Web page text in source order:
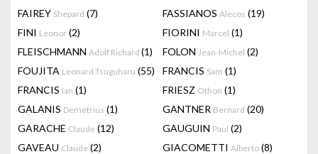
FAIREY Shepard (7) FASSIANOS Alecos (19)
FINI Leonor (2) FIORINI Marcel (1)
FLEISCHMANN Adolf Richard (1) FOLON Jean-Michel (2)
FOUJITA Leonard Tsuguharu (55) FRANCIS Sam (1)
FRANCIS Ian (1) FRIESZ Othon (1)
GALANIS Demetrius (1) GANTNER Bernard (20)
GARACHE Claude (12) GAUGUIN Paul (2)
GAVEAU Claude (2) GIACOMETTI Alberto (8)